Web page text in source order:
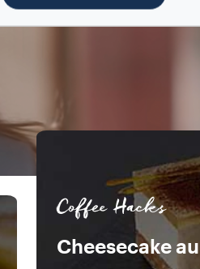
Coffee Hacks
Cheesecake